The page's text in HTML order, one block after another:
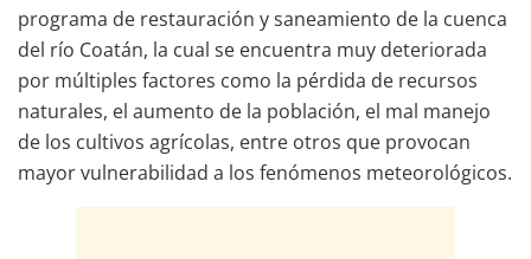
programa de restauración y saneamiento de la cuenca
del río Coatán, la cual se encuentra muy deteriorada
por múltiples factores como la pérdida de recursos
naturales, el aumento de la población, el mal manejo
de los cultivos agrícolas, entre otros que provocan
mayor vulnerabilidad a los fenómenos meteorológicos.